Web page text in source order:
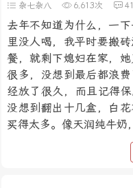
杂七杂八 6,613次
去年不知道为什么，一
里没人喝，我平时要搬
餐，就剩下媳妇在家，
很多，没想到最后都浪
经放了很久，而且记得
没想到翻出十几盒，白
买得太多。像天润纯牛奶